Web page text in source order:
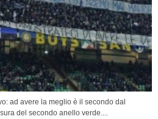
ad avere la meglio è il secondo dal
del secondo anello verde....